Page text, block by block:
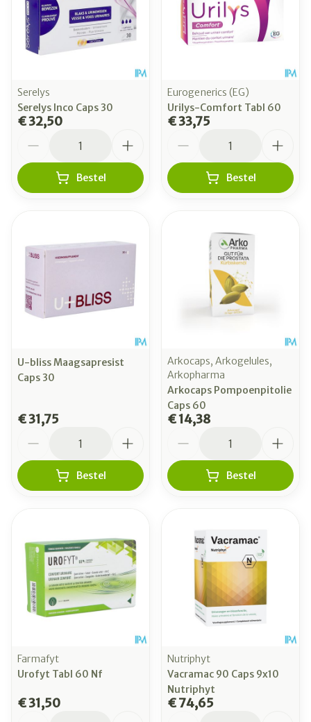
Serelys
Serelys Inco Caps 30
€ 32,50
Bestel
Eurogenerics (EG)
Urilys-Comfort Tabl 60
€ 33,75
Bestel
U-bliss Maagsapresist
Caps 30
€ 31,75
Bestel
Arkocaps, Arkogelules,
Arkopharma
Arkocaps Pompoenpitolie
Caps 60
€ 14,38
Bestel
Farmafyt
Urofyt Tabl 60 Nf
€ 31,50
Nutriphyt
Vacramac 90 Caps 9x10
Nutriphyt
€ 74,65